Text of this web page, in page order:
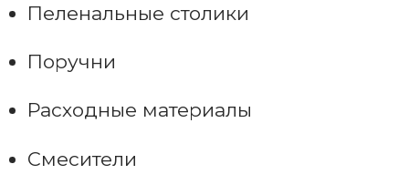
Пеленальные столики
Поручни
Расходные материалы
Смесители